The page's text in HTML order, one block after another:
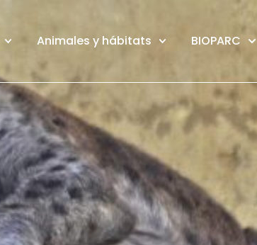
Animales y hábitats BIOPARC